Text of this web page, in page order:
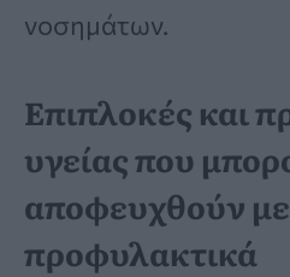
νοσημάτων.
Επιπλοκές και
υγείας που
αποφευχθούν
προφυλακτικά